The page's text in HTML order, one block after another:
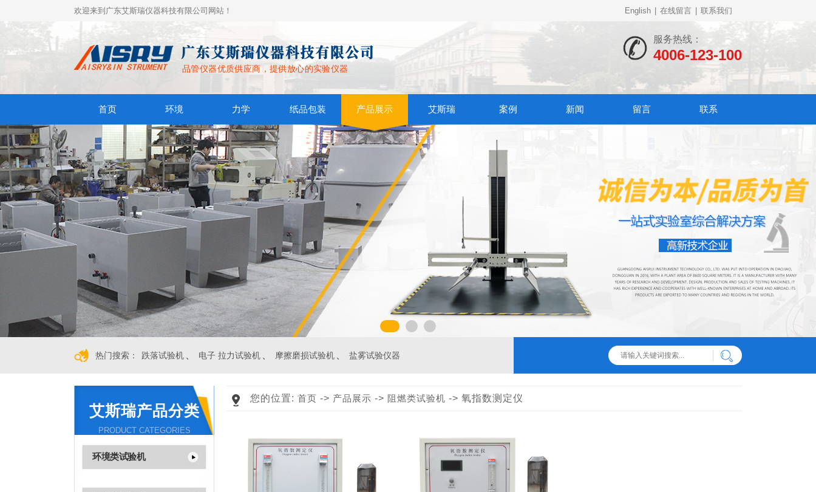
欢迎来到广东艾斯瑞仪器科技有限公司网站！ English 在线留言 联系我们
品管仪器优质供应商，提供放心的实验仪器
服务热线：
4006-123-100
首页 环境 力学 纸品包装 产品展示 艾斯瑞 案例 新闻 留言 联系
热门搜索： 跌落试验机 电子 拉力试验机 摩擦磨损试验机 盐雾试验仪器
艾斯瑞产品分类
PRODUCT CATEGORIES
环境类试验机
您的位置: 首页 -> 产品展示 -> 阻燃类试验机 -> 氧指数测定仪